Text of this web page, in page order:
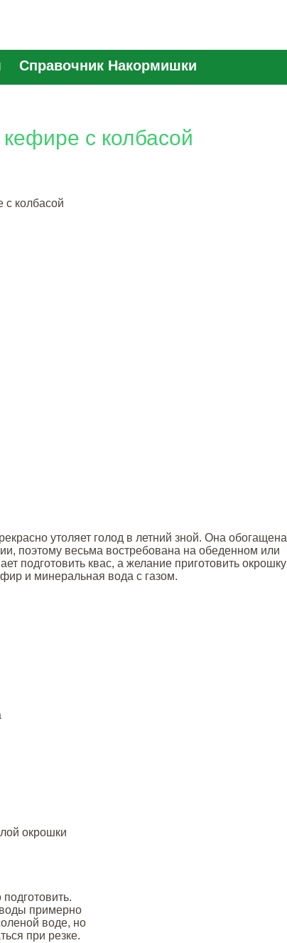
Справочник Накормишки
с колбасой
утоляет голод в летний зной. Она обогащена
поэтому весьма востребована на обеденном или
подготовить квас, а желание приготовить окрошку
и минеральная вода с газом.
окрошки
примерно
воде, но
при резке.